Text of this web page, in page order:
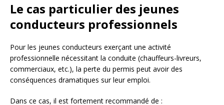
Le cas particulier des jeunes
conducteurs professionnels
Pour les jeunes conducteurs exerçant une activité
professionnelle nécessitant la conduite (chauffeurs-livreurs,
commerciaux, etc.), la perte du permis peut avoir des
conséquences dramatiques sur leur emploi.
Dans ce cas, il est fortement recommandé de :